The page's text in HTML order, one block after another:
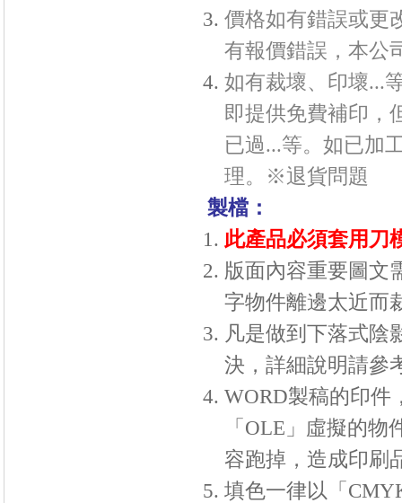
價格如有錯誤或更
有報價錯誤，本公
如有裁壞、印壞...
即提供免費補印，
已過...等。如已加
理。※退貨問題
製檔：
此產品必須套用刀
版面內容重要圖文
字物件離邊太近而
凡是做到下落式陰
決，詳細說明請參
WORD製稿的印件
「 OLE 」虛擬的物
容跑掉，造成印刷
填色一律以「